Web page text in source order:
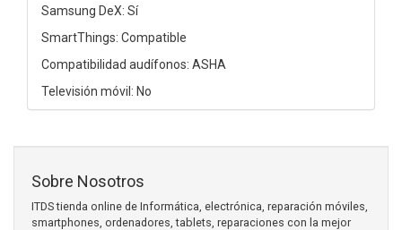
Samsung DeX: Sí
SmartThings: Compatible
Compatibilidad audífonos: ASHA
Televisión móvil: No
Sobre Nosotros
ITDS tienda online de Informática, electrónica, reparación móviles,
smartphones, ordenadores, tablets, reparaciones con la mejor